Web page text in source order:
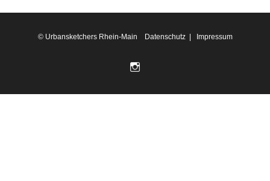
© Urbansketchers Rhein-Main Datenschutz| Impressum